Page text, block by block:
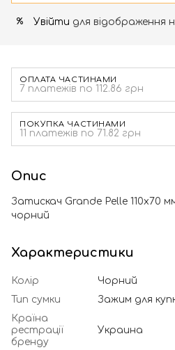
% Увійти для відображення
ОПЛАТА ЧАСТИНАМИ
7 платежів по 112.86 грн
ПОКУПКА ЧАСТИНАМИ
11 платежів по 71.82 грн
Опис
Затискач Grande Pelle 110х70
чорний
Характеристики
Колір
Чорний
Тип сумки
Зажим для
Країна
рестрації
бренду
Украина